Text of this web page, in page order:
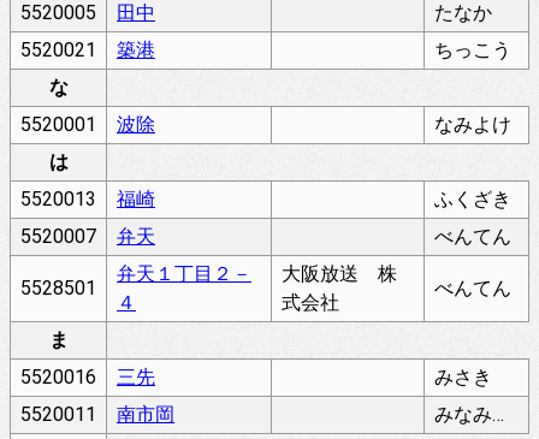
5520005
田中
たなか
5520021
築港
ちっこう
な
5520001
波除
なみよけ
は
5520013
福崎
ふくざき
5520007
弁天 べんてん
5528501
弁天１丁目２－
４
大阪放送 株
式会社
べんてん
ま
5520016
三先
みさき
5520011
南市岡
みなみいちおか